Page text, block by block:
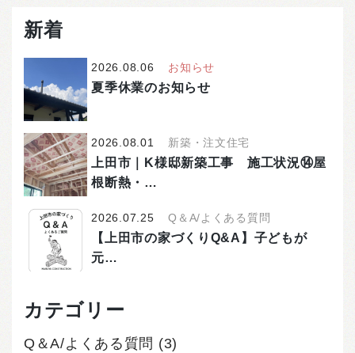
新着
2026.08.06 お知らせ
夏季休業のお知らせ
2026.08.01 新築・注文住宅
上田市｜K様邸新築工事 施工状況⑭屋
根断熱・…
2026.07.25 Q＆A/よくある質問
【上田市の家づくりQ&A】子どもが
元…
カテゴリー
Q＆A/よくある質問 (3)